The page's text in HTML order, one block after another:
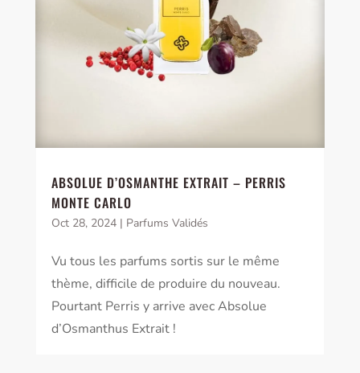
ABSOLUE D’OSMANTHE EXTRAIT – PERRIS
MONTE CARLO
Oct 28, 2024| Parfums Validés
Vu tous les parfums sortis sur le même
thème, difficile de produire du nouveau.
Pourtant Perris y arrive avec Absolue
d’Osmanthus Extrait !